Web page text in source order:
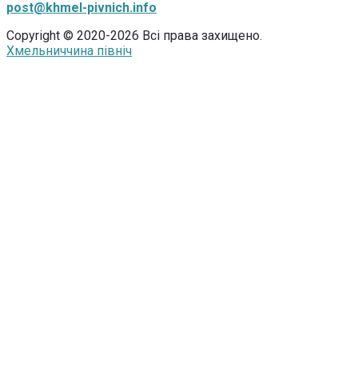
post@khmel-pivnich.info
Copyright © 2020-2026 Всі права захищено.
Хмельниччина північ